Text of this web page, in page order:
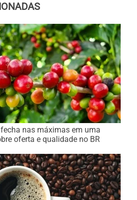
nas máximas em uma
oferta e qualidade no BR